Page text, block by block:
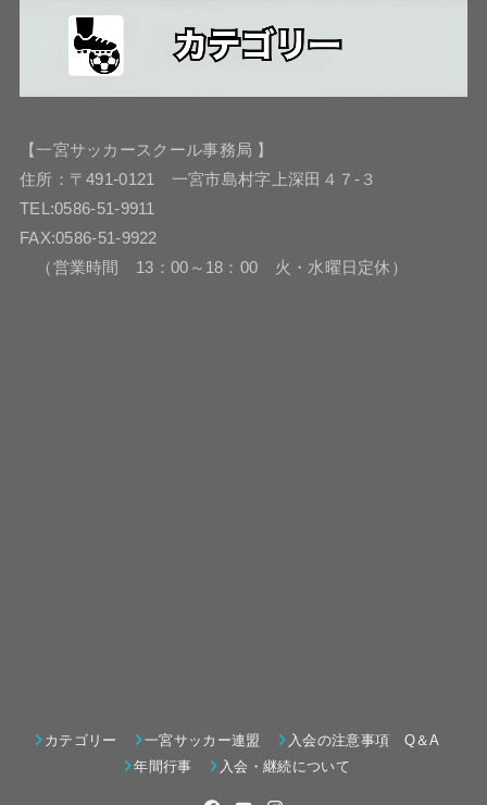
【一宮サッカースクール事務局 】
住所：〒491-0121 一宮市島村字上深田４７-３
TEL:0586-51-9911
FAX:0586-51-9922
（営業時間 13：00～18：00 火・水曜日定休）
カテゴリー 一宮サッカー連盟
入会の注意事項 Q＆A
年間行事
入会・継続について